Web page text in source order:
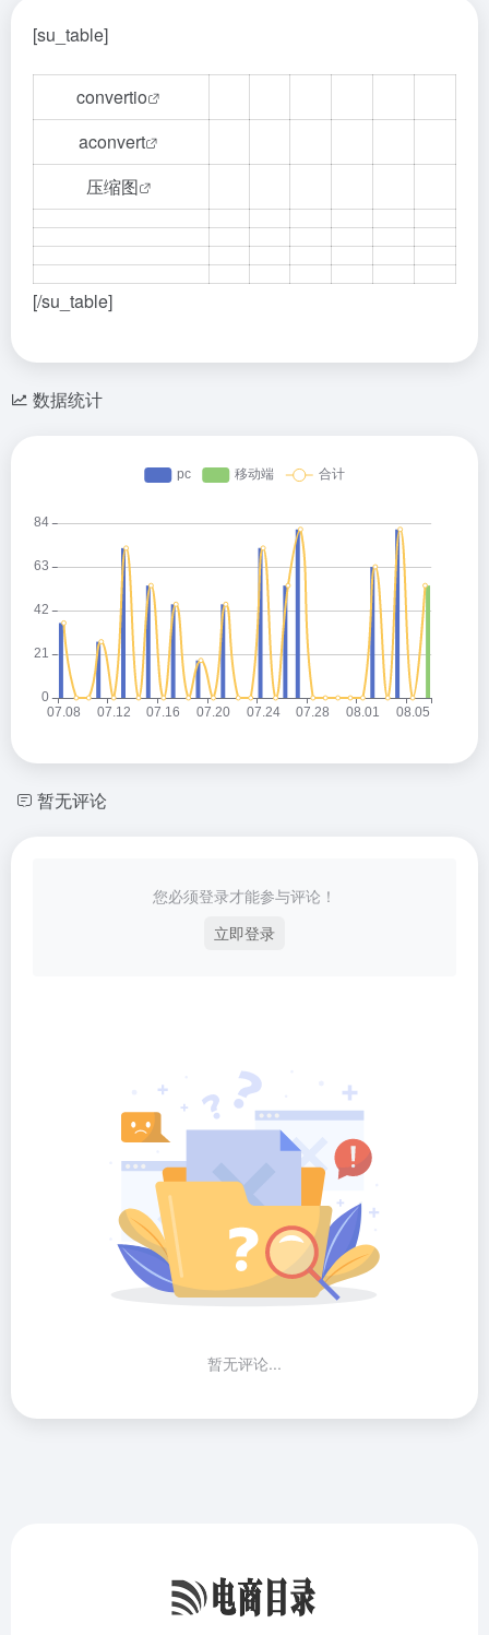
[su_table]
convertio
aconvert
压缩图
[/su_table]
数据统计
暂无评论
您必须登录才能参与评论！
立即登录
暂无评论...